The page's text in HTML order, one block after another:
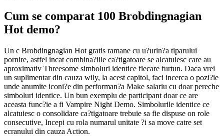
Cum se comparat 100 Brobdingnagian
Hot demo?
Un c Brobdingnagian Hot gratis ramane cu u?urin?a tiparului
pornire, astfel incat combina?iile ca?tigatoare se alcatuiesc care au
aproximativ Threesome simboluri identice fiecare furtun. Daca vrei
un suplimentar din cauza wily, la acest capitol, faci incerca o pozi?ie
unde anumite iconi?e din performan?a Make salariu cu doar pereche
simboluri identice. Un bun exemplu de participant doar ce are
aceasta func?ie a fi Vampire Night Demo. Simbolurile identice ce
alcatuiesc o consolidare ca?tigatoare trebuie sa fie dispuse on role
consecutive, Incepi cu rola numarul unitate ?i sa move catre set
ecranului din cauza Action.